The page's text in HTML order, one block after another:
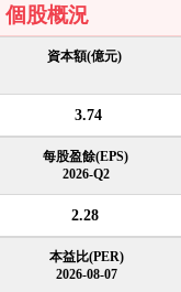
個股概況
資本額(億元)
3.74
每股盈餘(EPS)
2026-Q2
2.28
本益比(PER)
2026-08-07